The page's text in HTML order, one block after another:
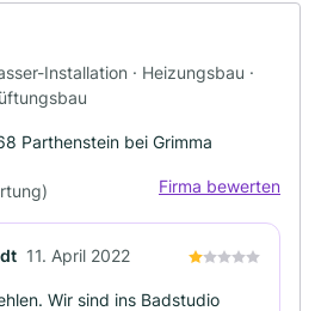
Installation · Heizungsbau ·
Parthenstein bei Grimma
Firma bewerten
11. April 2022
Wir sind ins Badstudio